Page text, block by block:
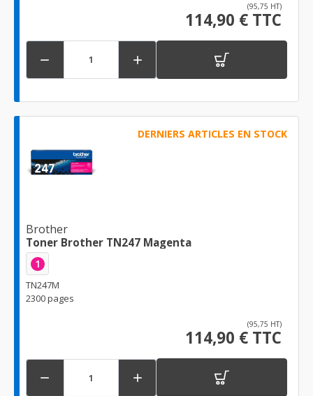
(95,75 HT)
114,90 € TTC
 
DERNIERS ARTICLES EN STOCK
Brother
Toner Brother TN247 Magenta
1
TN247M
2300 pages
(95,75 HT)
114,90 € TTC
 